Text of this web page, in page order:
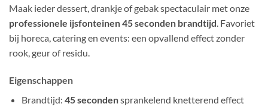
Maak ieder dessert, drankje of gebak spectaculair met onze
professionele ijsfonteinen 45 seconden brandtijd. Favoriet
bij horeca, catering en events: een opvallend effect zonder
rook, geur of residu.
Eigenschappen
Brandtijd: 45 secondensprankelend knetterend effect